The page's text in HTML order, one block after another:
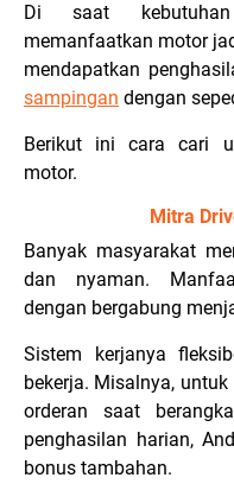
Di saat
memanfaatkan motor
mendapatkan
sampingan dengan
Berikut ini cara cari
motor.
Mitra
Banyak masyarakat
dan nyaman.
dengan bergabung
Sistem kerjanya
bekerja. Misalnya,
orderan saat
penghasilan harian,
bonus tambahan.